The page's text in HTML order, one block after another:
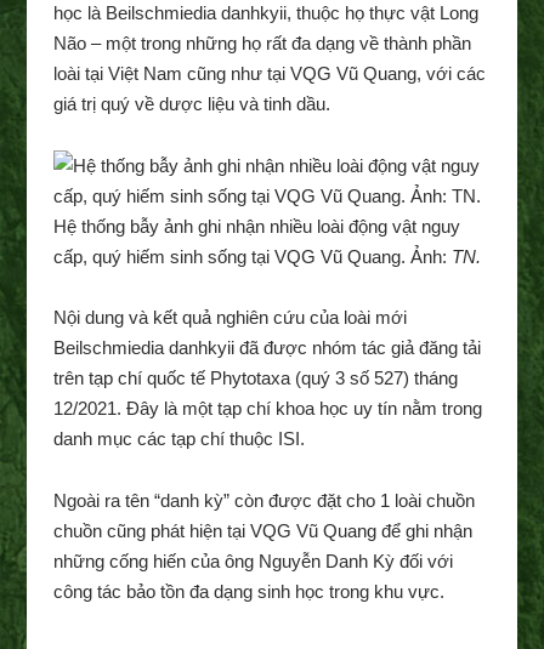
học là Beilschmiedia danhkyii, thuộc họ thực vật Long
Não – một trong những họ rất đa dạng về thành phần
loài tại Việt Nam cũng như tại VQG Vũ Quang, với các
giá trị quý về dược liệu và tinh dầu.
Hệ thống bẫy ảnh ghi nhận nhiều loài động vật nguy
cấp, quý hiếm sinh sống tại VQG Vũ Quang. Ảnh: TN.
Nội dung và kết quả nghiên cứu của loài mới
Beilschmiedia danhkyii đã được nhóm tác giả đăng tải
trên tạp chí quốc tế Phytotaxa (quý 3 số 527) tháng
12/2021. Đây là một tạp chí khoa học uy tín nằm trong
danh mục các tạp chí thuộc ISI.
Ngoài ra tên “danh kỳ” còn được đặt cho 1 loài chuồn
chuồn cũng phát hiện tại VQG Vũ Quang để ghi nhận
những cống hiến của ông Nguyễn Danh Kỳ đối với
công tác bảo tồn đa dạng sinh học trong khu vực.